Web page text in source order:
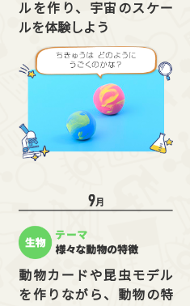
ルを作り、宇宙のスケー
ルを体験しよう
動物カードや昆虫モデル
を作りながら、動物の特